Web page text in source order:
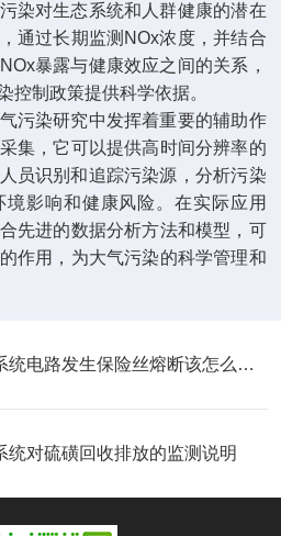
染对生态系统和人群健康的潜在
通过长期监测NOx浓度，并结合
暴露与健康效应之间的关系，
控制政策提供科学依据。
染研究中发挥着重要的辅助作
集，它可以提供高时间分辨率的
员识别和追踪污染源，分析污染
影响和健康风险。在实际应用
先进的数据分析方法和模型，可
作用，为大气污染的科学管理和
氧含量分析系统电路发生保险丝熔断该怎么办？
统对硫磺回收排放的监测说明